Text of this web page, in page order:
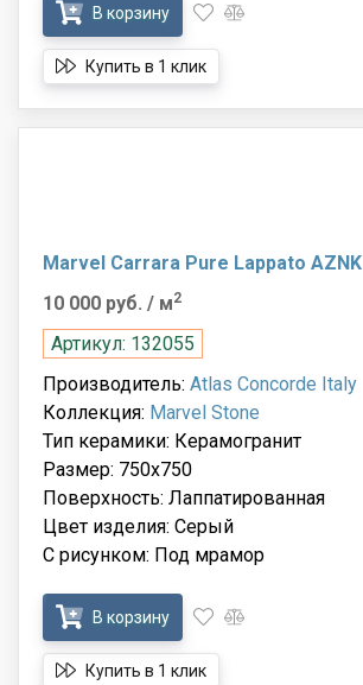
В корзину
Купить в 1 клик
Marvel Carrara Pure Lappato AZNK
10 000 руб. / м2
Артикул: 132055
Производитель: Atlas Concorde Italy
Коллекция: Marvel Stone
Тип керамики: Керамогранит
Размер: 750x750
Поверхность: Лаппатированная
Цвет изделия: Серый
С рисунком: Под мрамор
В корзину
Купить в 1 клик